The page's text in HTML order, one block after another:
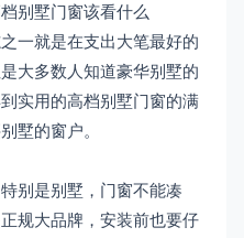
别墅门窗该看什么
一就是在支出大笔最好的
大多数人知道豪华别墅的
实用的高档别墅门窗的满
墅的窗户。
别是别墅，门窗不能凑
规大品牌，安装前也要仔